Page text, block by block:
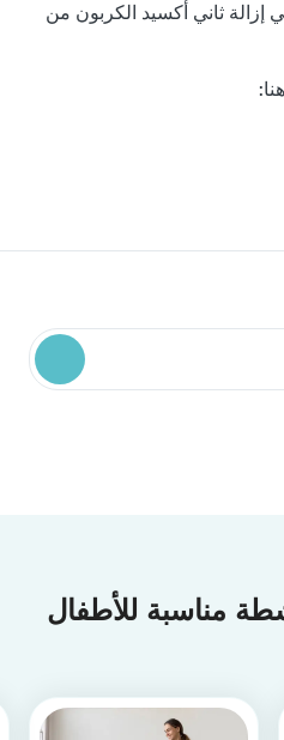
إزالة ثاني أكسيد الكربون من
مناسبة للأطفال